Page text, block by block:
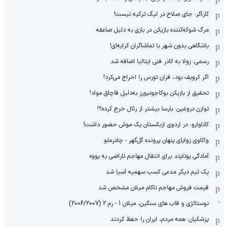
کاراگر: جای صلاح در لیگ ترکیه نیست!
مرگ شوکه‌کننده بازیکن در بازی به دلیل صاعقه
باشگاهی بدون شهر با تماشاگران کرایه‌ای!
رسمی: زولا به کادر فنی ایتالیا اضافه شد
اگر کرویف بود، فران تورس را اخراج می‌کرد!
تحقیق از بازیکن بوکاجونیورز به‌دلیل قاچاق مواد!
توازن دروغین: بارسا بیشتر از رئال خرج کرده؟!
کاناوارو: در اردوی ازبکستان یک موش حضور داشت!
واکاوی زوایای پنهان پرونده گل‌گهر - چادرملو
آمادگی یونایتد برای انتقال مهاجم ناراضی به یووه
یک تیم دیگر مدعی کسب سهمیه آسیا شد
قیمت فروش مهاجم ناکام میلان مشخص شد
نوستالژی و قاب های سنگین، میلان 1 - رم 2 (2006/2007)
پزشکیان: همه مردم، ایران را حفظ کردند